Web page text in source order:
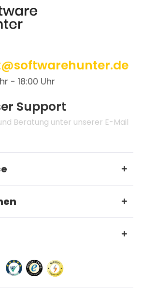
- 18:00 Uhr
Support
Beratung unter unserer E-Mail